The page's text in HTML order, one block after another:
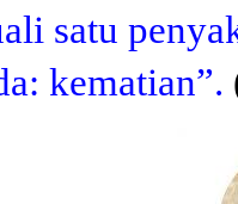
satu
kematian”.